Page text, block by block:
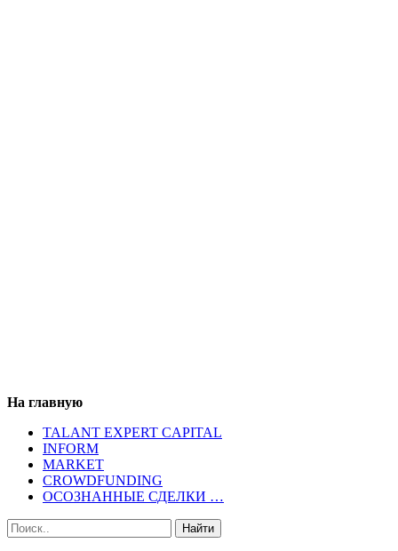
На главную
TALANT EXPERT CAPITAL
INFORM
MARKET
CROWDFUNDING
ОСОЗНАННЫЕ СДЕЛКИ …